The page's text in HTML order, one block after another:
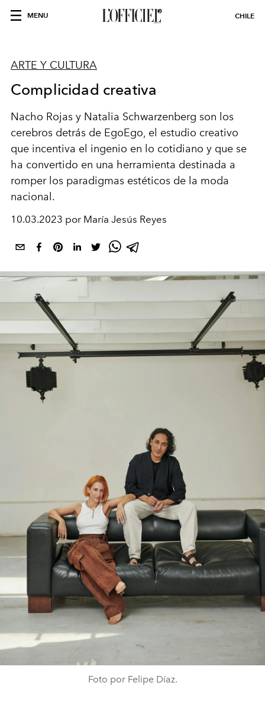
MENU CHILE
ARTE Y CULTURA
Complicidad creativa
Nacho Rojas y Natalia Schwarzenberg son los
cerebros detrás de EgoEgo, el estudio creativo
que incentiva el ingenio en lo cotidiano y que se
ha convertido en una herramienta destinada a
romper los paradigmas estéticos de la moda
nacional.
10.03.2023 por María Jesús Reyes
Foto por Felipe Díaz.